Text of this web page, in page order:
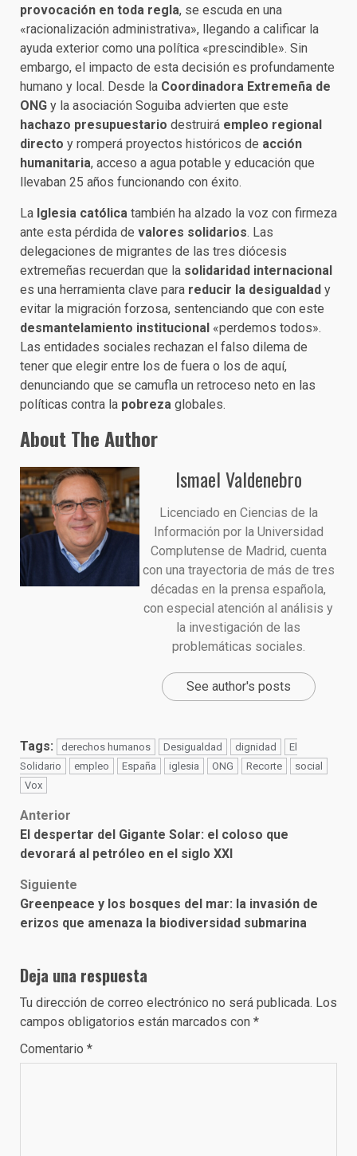
provocación en toda regla, se escuda en una
«racionalización administrativa», llegando a calificar la
ayuda exterior como una política «prescindible». Sin
embargo, el impacto de esta decisión es profundamente
humano y local. Desde la Coordinadora Extremeña de
ONG y la asociación Soguiba advierten que este
hachazo presupuestario destruirá empleo regional
directo y romperá proyectos históricos de acción
humanitaria, acceso a agua potable y educación que
llevaban 25 años funcionando con éxito.
La Iglesia católica también ha alzado la voz con firmeza
ante esta pérdida de valores solidarios. Las
delegaciones de migrantes de las tres diócesis
extremeñas recuerdan que la solidaridad internacional
es una herramienta clave para reducir la desigualdad y
evitar la migración forzosa, sentenciando que con este
desmantelamiento institucional «perdemos todos».
Las entidades sociales rechazan el falso dilema de
tener que elegir entre los de fuera o los de aquí,
denunciando que se camufla un retroceso neto en las
políticas contra la pobreza globales.
About The Author
Ismael Valdenebro
Licenciado en Ciencias de la
Información por la Universidad
Complutense de Madrid, cuenta
con una trayectoria de más de tres
décadas en la prensa española,
con especial atención al análisis y
la investigación de las
problemáticas sociales.
See author's posts
Tags: derechos humanos Desigualdad dignidad
El
Solidario
empleo España iglesia ONG Recorte
social
Vox
Post
navigation
Anterior
El despertar del Gigante Solar: el coloso que
devorará al petróleo en el siglo XXI
Siguiente
Greenpeace y los bosques del mar: la invasión de
erizos que amenaza la biodiversidad submarina
Deja una respuesta
Tu dirección de correo electrónico no será publicada. Los
campos obligatorios están marcados con *
Comentario *